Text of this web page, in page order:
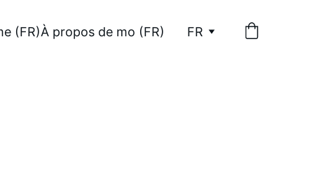
(FR)À propos de mo (FR) FR